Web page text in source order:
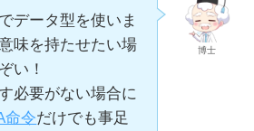
博士
データ型を使いま
味を持たせたい場
い！
必要がない場合に
命令だけでも事足